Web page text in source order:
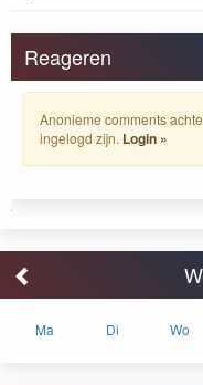
Reageren
Anonieme comments
ingelogd zijn. Login »
Ma Di Wo